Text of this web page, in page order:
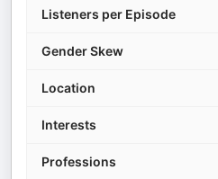
Listeners per Episode
Gender Skew
Location
Interests
Professions